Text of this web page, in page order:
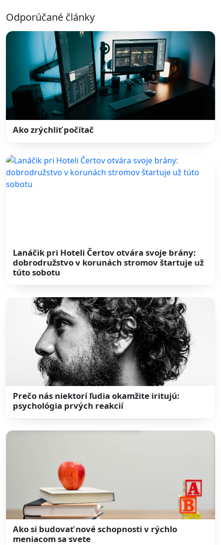
Odporúčané články
Ako zrýchliť počítač
Lanáčik pri Hoteli Čertov otvára svoje brány:
dobrodružstvo v korunách stromov štartuje už
túto sobotu
Prečo nás niektorí ľudia okamžite iritujú:
psychológia prvých reakcií
Ako si budovať nové schopnosti v rýchlo
meniacom sa svete